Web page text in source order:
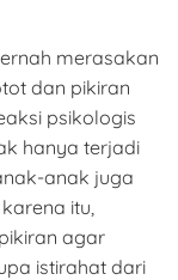
merasakan
dan pikiran
psikologis
hanya terjadi
anak juga
itu,
agar
istirahat dari